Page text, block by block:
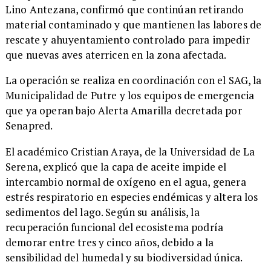
Lino Antezana, confirmó que continúan retirando
material contaminado y que mantienen las labores de
rescate y ahuyentamiento controlado para impedir
que nuevas aves aterricen en la zona afectada.
La operación se realiza en coordinación con el SAG, la
Municipalidad de Putre y los equipos de emergencia
que ya operan bajo Alerta Amarilla decretada por
Senapred.
El académico Cristian Araya, de la Universidad de La
Serena, explicó que la capa de aceite impide el
intercambio normal de oxígeno en el agua, genera
estrés respiratorio en especies endémicas y altera los
sedimentos del lago. Según su análisis, la
recuperación funcional del ecosistema podría
demorar entre tres y cinco años, debido a la
sensibilidad del humedal y su biodiversidad única.